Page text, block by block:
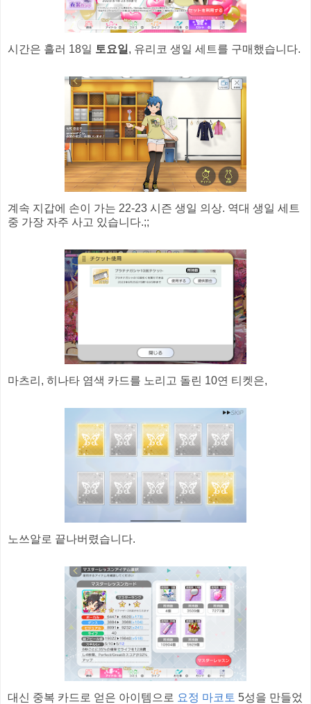
시간은 흘러 18일 토요일 , 유리코 생일 세트를 구매했습니다.
계속 지갑에 손이 가는 22-23 시즌 생일 의상. 역대 생일 세트
중 가장 자주 사고 있습니다.;;
마츠리, 히나타 염색 카드를 노리고 돌린 10연 티켓은,
노쓰알로 끝나버렸습니다.
대신 중복 카드로 얻은 아이템으로 요정 마코토 5성을 만들었